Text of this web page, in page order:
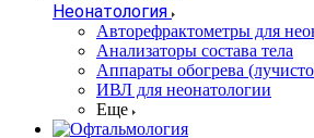
Неонатология
Авторефрактометры для
Анализаторы состава тела
Аппараты обогрева
ИВЛ для неонатологии
Еще